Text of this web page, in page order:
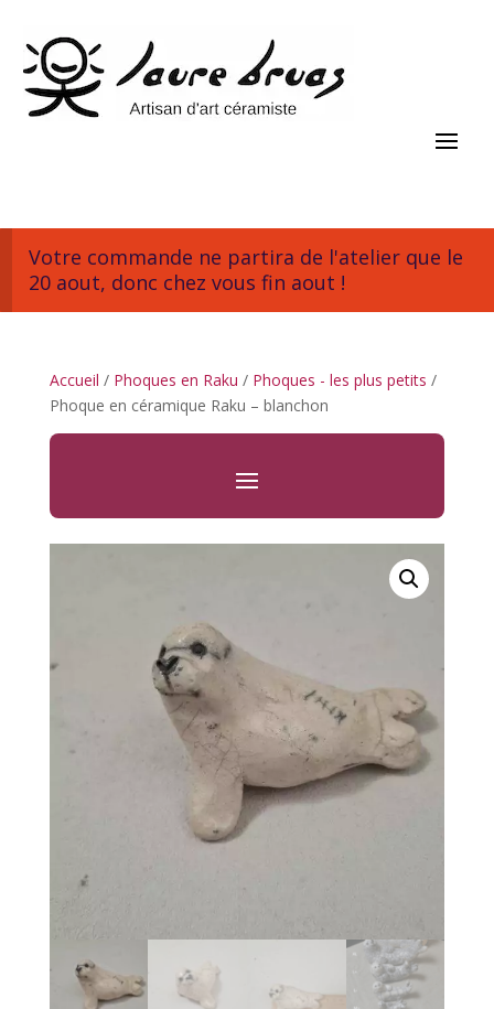
Votre commande ne partira de l'atelier que le
20 aout, donc chez vous fin aout !
Accueil / Phoques en Raku / Phoques - les plus petits /
Phoque en céramique Raku – blanchon